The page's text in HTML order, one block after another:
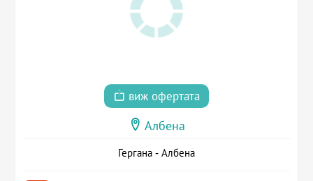
виж офертата
Албена
Гергана - Албена